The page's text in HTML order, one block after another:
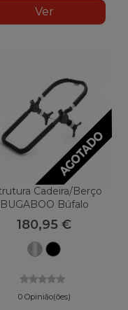
Ver
Cadeira/Berço
BUGABOO Búfalo
180,95 €
Alumínio
Preto
0 Opinião(ões)